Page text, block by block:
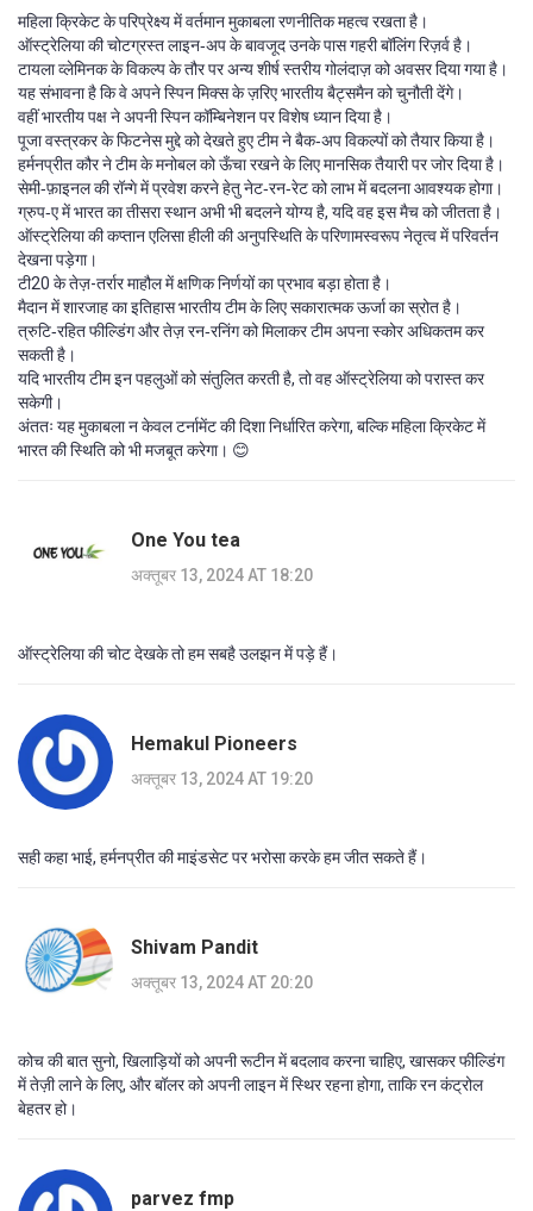
महिला क्रिकेट के परिप्रेक्ष्य में वर्तमान मुकाबला रणनीतिक महत्व रखता है।
ऑस्ट्रेलिया की चोटग्रस्त लाइन‑अप के बावजूद उनके पास गहरी बॉलिंग रिज़र्व है।
टायला व्लेमिनक के विकल्प के तौर पर अन्य शीर्ष स्तरीय गोलंदाज़ को अवसर दिया गया है।
यह संभावना है कि वे अपने स्पिन मिक्स के ज़रिए भारतीय बैट्समैन को चुनौती देंगे।
वहीं भारतीय पक्ष ने अपनी स्पिन कॉम्बिनेशन पर विशेष ध्यान दिया है।
पूजा वस्त्रकर के फिटनेस मुद्दे को देखते हुए टीम ने बैक‑अप विकल्पों को तैयार किया है।
हर्मनप्रीत कौर ने टीम के मनोबल को ऊँचा रखने के लिए मानसिक तैयारी पर जोर दिया है।
सेमी‑फ़ाइनल की रॉन्गे में प्रवेश करने हेतु नेट‑रन‑रेट को लाभ में बदलना आवश्यक होगा।
ग्रुप‑ए में भारत का तीसरा स्थान अभी भी बदलने योग्य है, यदि वह इस मैच को जीतता है।
ऑस्ट्रेलिया की कप्तान एलिसा हीली की अनुपस्थिति के परिणामस्वरूप नेतृत्व में परिवर्तन
देखना पड़ेगा।
टी20 के तेज़-तर्रार माहौल में क्षणिक निर्णयों का प्रभाव बड़ा होता है।
मैदान में शारजाह का इतिहास भारतीय टीम के लिए सकारात्मक ऊर्जा का स्रोत है।
त्रुटि‑रहित फील्डिंग और तेज़ रन‑रनिंग को मिलाकर टीम अपना स्कोर अधिकतम कर
सकती है।
यदि भारतीय टीम इन पहलुओं को संतुलित करती है, तो वह ऑस्ट्रेलिया को परास्त कर
सकेगी।
अंततः यह मुकाबला न केवल टर्नामेंट की दिशा निर्धारित करेगा, बल्कि महिला क्रिकेट में
भारत की स्थिति को भी मजबूत करेगा। 😊
One You tea
अक्तूबर 13, 2024 AT 18:20
ऑस्ट्रेलिया की चोट देखके तो हम सबहै उलझन में पड़े हैं।
Hemakul Pioneers
अक्तूबर 13, 2024 AT 19:20
सही कहा भाई, हर्मनप्रीत की माइंडसेट पर भरोसा करके हम जीत सकते हैं।
Shivam Pandit
अक्तूबर 13, 2024 AT 20:20
कोच की बात सुनो, खिलाड़ियों को अपनी रूटीन में बदलाव करना चाहिए, खासकर फील्डिंग
में तेज़ी लाने के लिए, और बॉलर को अपनी लाइन में स्थिर रहना होगा, ताकि रन कंट्रोल
बेहतर हो।
parvez fmp